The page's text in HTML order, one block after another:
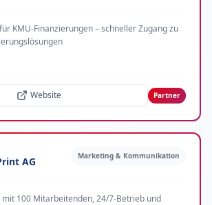
KMU-Finanzierungen – schneller Zugang zu
Website Partner
AG Marketing & Kommunikation
100 Mitarbeitenden, 24/7-Betrieb und